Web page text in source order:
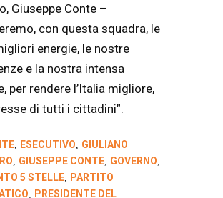
Giuseppe Conte –
con questa squadra, le
energie, le nostre
e la nostra intensa
per rendere l’Italia migliore,
di tutti i cittadini”.
, ESECUTIVO, GIULIANO
, GIUSEPPE CONTE, GOVERNO,
5 STELLE, PARTITO
, PRESIDENTE DEL